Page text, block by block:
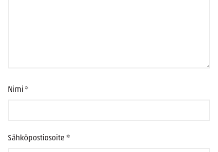
Nimi *
Sähköpostiosoite *